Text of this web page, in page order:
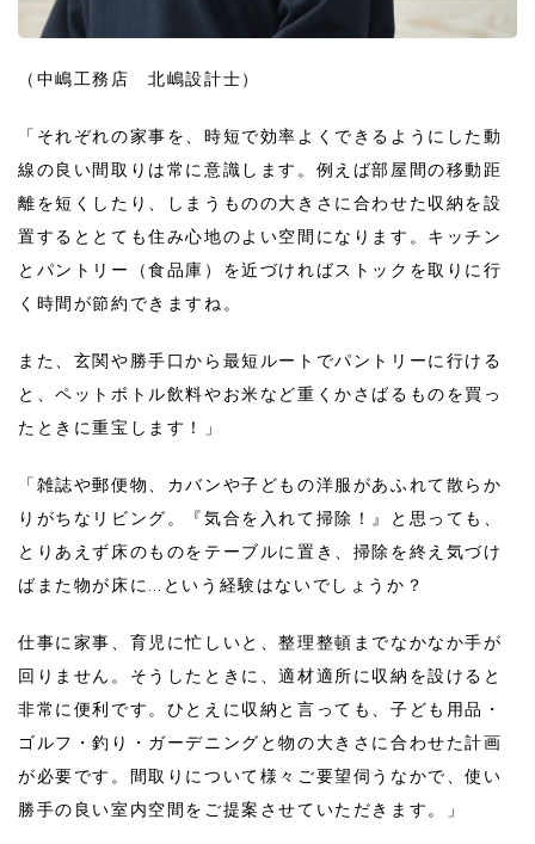
（中嶋工務店 北嶋設計士）
「それぞれの家事を、時短で効率よくできるようにした動
線の良い間取りは常に意識します。例えば部屋間の移動距
離を短くしたり、しまうものの大きさに合わせた収納を設
置するととても住み心地のよい空間になります。キッチン
とパントリー（食品庫）を近づければストックを取りに行
く時間が節約できますね。
また、玄関や勝手口から最短ルートでパントリーに行ける
と、ペットボトル飲料やお米など重くかさばるものを買っ
たときに重宝します！」
「雑誌や郵便物、カバンや子どもの洋服があふれて散らか
りがちなリビング。『気合を入れて掃除！』と思っても、
とりあえず床のものをテーブルに置き、掃除を終え気づけ
ばまた物が床に…という経験はないでしょうか？
仕事に家事、育児に忙しいと、整理整頓までなかなか手が
回りません。そうしたときに、適材適所に収納を設けると
非常に便利です。ひとえに収納と言っても、子ども用品・
ゴルフ・釣り・ガーデニングと物の大きさに合わせた計画
が必要です。間取りについて様々ご要望伺うなかで、使い
勝手の良い室内空間をご提案させていただきます。」